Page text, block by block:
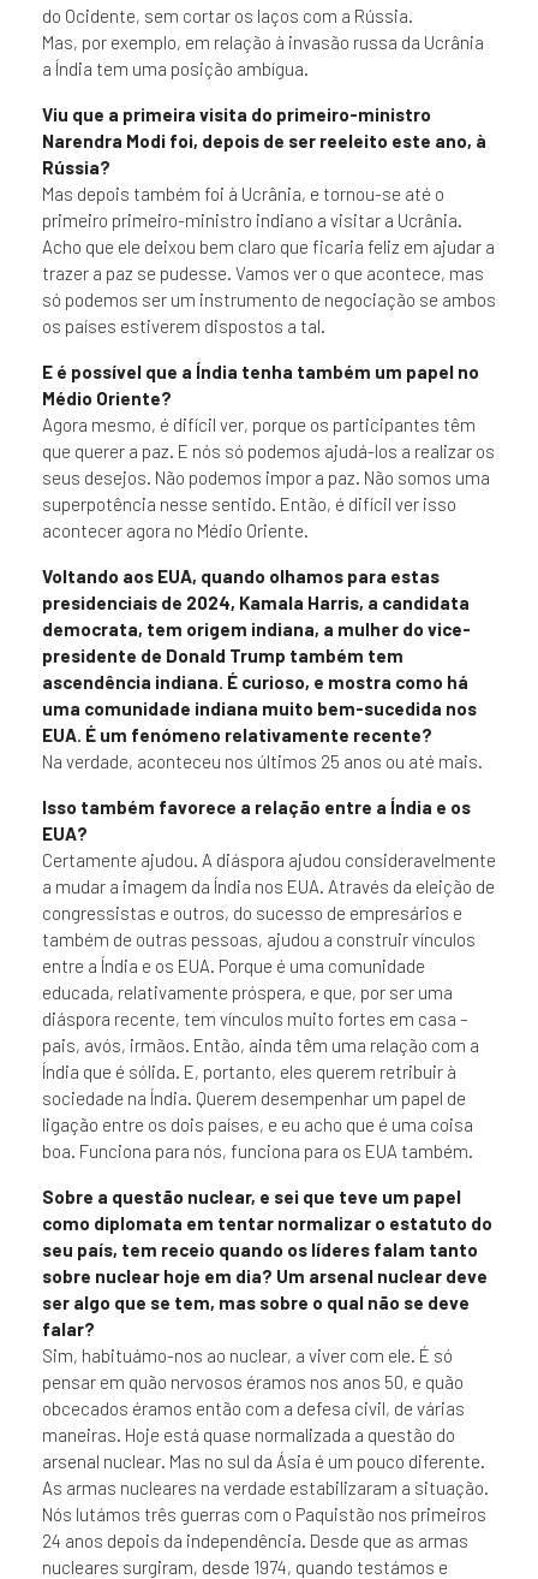
do Ocidente, sem cortar os laços com a Rússia.
Mas, por exemplo, em relação à invasão russa da Ucrânia
a Índia tem uma posição ambígua.
Viu que a primeira visita do primeiro-ministro
Narendra Modi foi, depois de ser reeleito este ano, à
Rússia?
Mas depois também foi à Ucrânia, e tornou-se até o
primeiro primeiro-ministro indiano a visitar a Ucrânia.
Acho que ele deixou bem claro que ficaria feliz em ajudar a
trazer a paz se pudesse. Vamos ver o que acontece, mas
só podemos ser um instrumento de negociação se ambos
os países estiverem dispostos a tal.
E é possível que a Índia tenha também um papel no
Médio Oriente?
Agora mesmo, é difícil ver, porque os participantes têm
que querer a paz. E nós só podemos ajudá-los a realizar os
seus desejos. Não podemos impor a paz. Não somos uma
superpotência nesse sentido. Então, é difícil ver isso
acontecer agora no Médio Oriente.
Voltando aos EUA, quando olhamos para estas
presidenciais de 2024, Kamala Harris, a candidata
democrata, tem origem indiana, a mulher do vice-
presidente de Donald Trump também tem
ascendência indiana. É curioso, e mostra como há
uma comunidade indiana muito bem-sucedida nos
EUA. É um fenómeno relativamente recente?
Na verdade, aconteceu nos últimos 25 anos ou até mais.
Isso também favorece a relação entre a Índia e os
EUA?
Certamente ajudou. A diáspora ajudou consideravelmente
a mudar a imagem da Índia nos EUA. Através da eleição de
congressistas e outros, do sucesso de empresários e
também de outras pessoas, ajudou a construir vínculos
entre a Índia e os EUA. Porque é uma comunidade
educada, relativamente próspera, e que, por ser uma
diáspora recente, tem vínculos muito fortes em casa –
pais, avós, irmãos. Então, ainda têm uma relação com a
Índia que é sólida. E, portanto, eles querem retribuir à
sociedade na Índia. Querem desempenhar um papel de
ligação entre os dois países, e eu acho que é uma coisa
boa. Funciona para nós, funciona para os EUA também.
Sobre a questão nuclear, e sei que teve um papel
como diplomata em tentar normalizar o estatuto do
seu país, tem receio quando os líderes falam tanto
sobre nuclear hoje em dia? Um arsenal nuclear deve
ser algo que se tem, mas sobre o qual não se deve
falar?
Sim, habituámo-nos ao nuclear, a viver com ele. É só
pensar em quão nervosos éramos nos anos 50, e quão
obcecados éramos então com a defesa civil, de várias
maneiras. Hoje está quase normalizada a questão do
arsenal nuclear. Mas no sul da Ásia é um pouco diferente.
As armas nucleares na verdade estabilizaram a situação.
Nós lutámos três guerras com o Paquistão nos primeiros
24 anos depois da independência. Desde que as armas
nucleares surgiram, desde 1974, quando testámos e